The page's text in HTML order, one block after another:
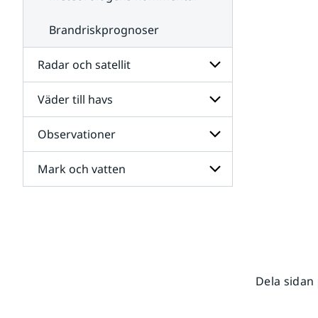
Brandriskprognoser
Radar och satellit
Undersidor
för
Radar
och
satellit
Väder till havs
Undersidor
för
Väder
till
havs
Observationer
Undersidor
för
Mark och vatten
Dela sidan